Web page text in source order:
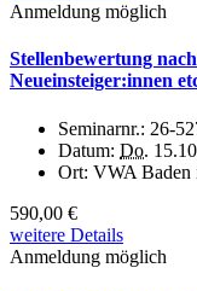
Anmeldung möglich
Stellenbewertung
Neueinsteiger:innen
Seminarnr.: 26-
Datum: Do.
Ort: VWA Baden
590,00 €
weitere Details
Anmeldung möglich